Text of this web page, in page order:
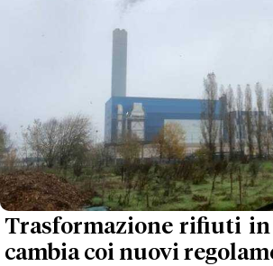
Trasformazione rifiuti in
cambia coi nuovi